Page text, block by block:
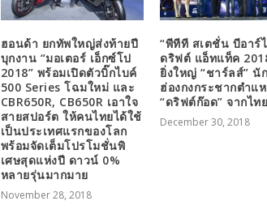
ฮอนด้า ยกทัพใหญ่ส่งท้ายปี
บุกงาน “มอเตอร์ เอ็กซ์โป
2018” พร้อมเปิดตัวบิ๊กไบค์
500 Series โฉมใหม่ และ
CBR650R, CB650R เอาใจ
สายสปอร์ต ให้คนไทยได้ใช้
เป็นประเทศแรกของโลก
พร้อมจัดเต็มโปรโมชั่นพิ
เศษสุดแห่งปี ดาวน์ 0%
หลายรุ่นมากมาย
November 28, 2018
“พีทีที สเตชั่น บีอาร์
ดริฟต์ แอ็ทแท็ค
ยิ่งใหญ่ “ชาร์ลส์” นั
ฮ่องกงกระชากตำแ
“ดริฟต์ก๊อด” จากไทย
December 30, 2018